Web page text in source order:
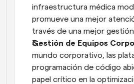
infraestructura médica
promueve una mejor
través de una mejor
Gestión de Equipos
mundo corporativo, las
programación de código
papel crítico en la